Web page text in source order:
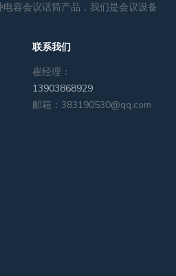
容会议话筒产品，我们是会议设备
联系我们
崔经理：
13903868929
邮箱：383190530@qq.com